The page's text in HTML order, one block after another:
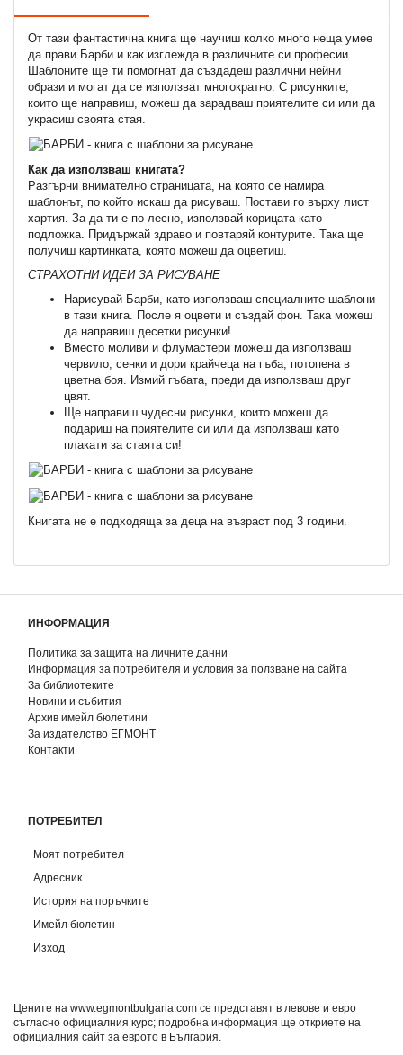
От тази фантастична книга ще научиш колко много неща умее
да прави Барби и как изглежда в различните си професии.
Шаблоните ще ти помогнат да създадеш различни нейни
образи и могат да се използват многократно. С рисунките,
които ще направиш, можеш да зарадваш приятелите си или да
украсиш своята стая.
Как да използваш книгата?
Разгърни внимателно страницата, на която се намира
шаблонът, по който искаш да рисуваш. Постави го върху лист
хартия. За да ти е по-лесно, използвай корицата като
подложка. Придържай здраво и повтаряй контурите. Така ще
получиш картинката, която можеш да оцветиш.
СТРАХОТНИ ИДЕИ ЗА РИСУВАНЕ
Нарисувай Барби, като използваш специалните шаблони
в тази книга. После я оцвети и създай фон. Така можеш
да направиш десетки рисунки!
Вместо моливи и флумастери можеш да използваш
червило, сенки и дори крайчеца на гъба, потопена в
цветна боя. Измий гъбата, преди да използваш друг
цвят.
Ще направиш чудесни рисунки, които можеш да
подариш на приятелите си или да използваш като
плакати за стаята си!
Книгата не е подходяща за деца на възраст под 3 години.
ИНФОРМАЦИЯ
Политика за защита на личните данни
Информация за потребителя и условия за ползване на сайта
За библиотеките
Новини и събития
Архив имейл бюлетини
За издателство ЕГМОНТ
Контакти
ПОТРЕБИТЕЛ
Моят потребител
Адресник
История на поръчките
Имейл бюлетин
Изход
Цените на www.egmontbulgaria.com се представят в левове и евро
съгласно официалния курс; подробна информация ще откриете на
официалния сайт за еврото в България